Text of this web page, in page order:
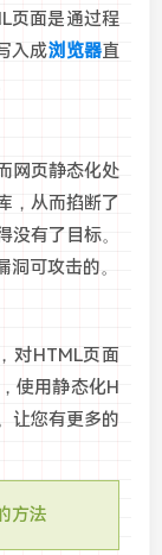
页面是通过程
入成浏览器直
网页静态化处
，从而掐断了
有了目标。
可攻击的。
对HTML页面
使用静态化H
让您有更多的
方法